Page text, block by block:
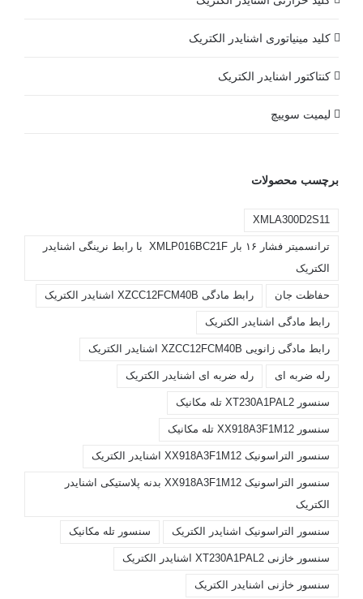
کلید مينياتوری اشنایدر الکتریک
کنتاکتور اشنایدر الکتریک
لیمیت سوییچ
برچسب محصولات
XMLA300D2S11
ترانسمیتر فشار ۱۶ بار XMLP016BC21F با رابط نرینگی اشنایدر
الکتریک
حفاظت جان رابط مادگی XZCC12FCM40B اشنایدر الکتریک
رابط مادگی اشنایدر الکتریک
رابط مادگی زانویی XZCC12FCM40B اشنایدر الکتریک
رله ضربه ای رله ضربه ای اشنایدر الکتریک
سنسور XT230A1PAL2 تله مکانیک
سنسور XX918A3F1M12 تله مکانیک
سنسور التراسونیک XX918A3F1M12 اشنایدر الکتریک
سنسور التراسونیک XX918A3F1M12 بدنه پلاستیکی اشنایدر
الکتریک
سنسور التراسونیک اشنایدر الکتریک سنسور تله مکانیک
سنسور خازنی XT230A1PAL2 اشنایدر الکتریک
سنسور خازنی اشنایدر الکتریک